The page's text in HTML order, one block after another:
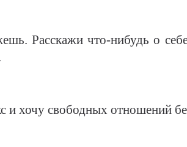
Расскажи что-нибудь о
и хочу свободных отношений